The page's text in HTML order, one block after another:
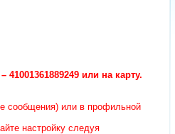
41001361889249 или на карту.
сообщения) или в профильной
настройку следуя